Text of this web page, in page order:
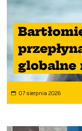
globalne
07 sierpnia 2026